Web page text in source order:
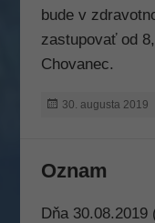
bude v
zastupovať od
Chovanec.
Publikované
30. augusta 2019
Oznam
Dňa 30.08.2019